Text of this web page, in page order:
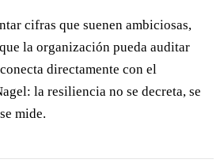
cifras que suenen ambiciosas,
la organización pueda auditar
directamente con el
la resiliencia no se decreta, se
mide.